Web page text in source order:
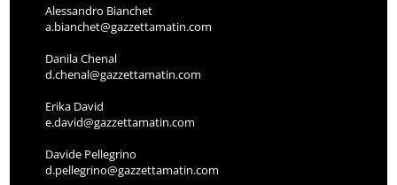
Alessandro Bianchet
a.bianchet@gazzettamatin.com
Danila Chenal
d.chenal@gazzettamatin.com
Erika David
e.david@gazzettamatin.com
Davide Pellegrino
d.pellegrino@gazzettamatin.com